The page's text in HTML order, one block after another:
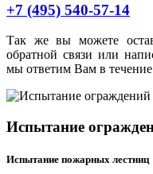
+7 (495) 540-57-14
Так же вы можете
обратной связи или
мы ответим Вам в
Испытание
Испытание пожарных лестниц